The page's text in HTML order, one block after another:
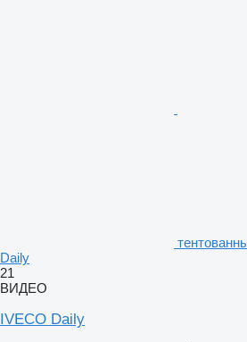
Daily
21
ВИДЕО
IVECO Daily